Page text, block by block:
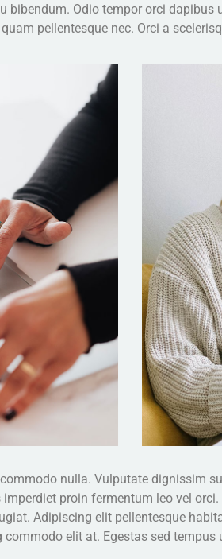
bibendum. Odio tempor orci dapibus
pellentesque nec. Orci a
nulla. Vulputate dignissim
proin fermentum leo vel
Adipiscing elit pellentesque
elit at. Egestas sed tempus